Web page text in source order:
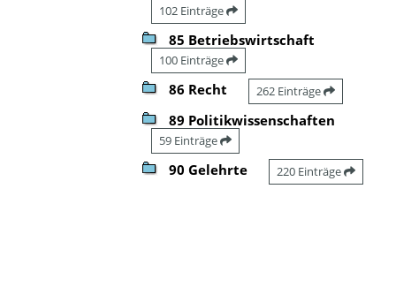
102 Einträge
85 Betriebswirtschaft
100 Einträge
86 Recht 262 Einträge
89 Politikwissenschaften
59 Einträge
90 Gelehrte 220 Einträge